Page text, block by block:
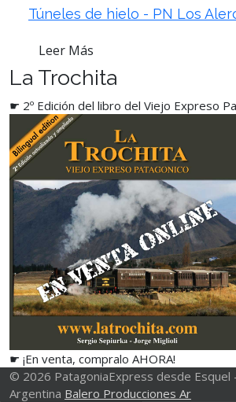
Túneles de hielo - PN Los
Leer Más
La Trochita
☛ 2º Edición del libro del Viejo Expreso
☛ ¡En venta, compralo AHORA!
© 2026 PatagoniaExpress desde Esquel
Argentina Balero Producciones Ar